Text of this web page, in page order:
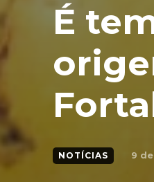
É
NOTÍCIAS 9